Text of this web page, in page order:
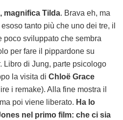
magnifica Tilda. Brava eh, ma
tanto più che uno dei tre, il
poco sviluppato che sembra
per fare il pippardone su
Libro di Jung, parte psicologo
la visita di Chloë Grace
i remake). Alla fine mostra il
poi viene liberato. Ha lo
nel primo film: che ci sia